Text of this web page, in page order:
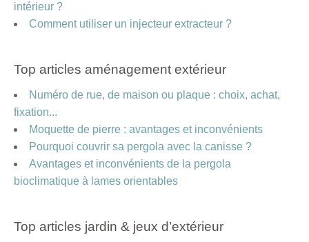
intérieur ?
Comment utiliser un injecteur extracteur ?
Top articles aménagement extérieur
Numéro de rue, de maison ou plaque : choix, achat,
fixation...
Moquette de pierre : avantages et inconvénients
Pourquoi couvrir sa pergola avec la canisse ?
Avantages et inconvénients de la pergola
bioclimatique à lames orientables
Top articles jardin & jeux d’extérieur